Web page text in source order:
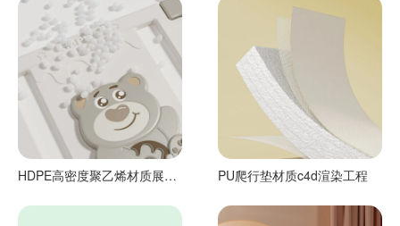
HDPE高密度聚乙烯材质展示
PU爬行垫材质c4d渲染工程